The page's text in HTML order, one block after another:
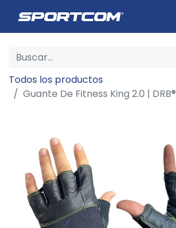
Todos los productos
Guante De Fitness King 2.0 | DRB®